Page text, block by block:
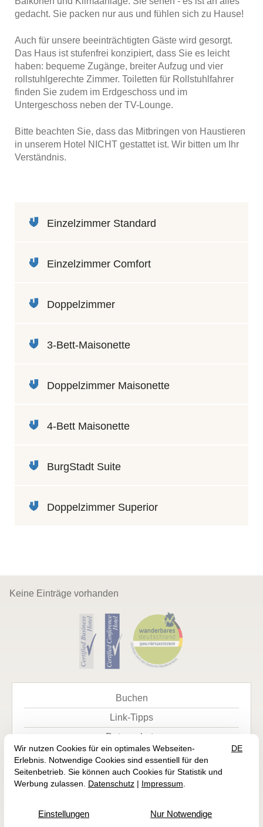
gedacht. Sie packen nur aus und fühlen sich zu Hause!
Auch für unsere beeinträchtigten Gäste wird gesorgt.
Das Haus ist stufenfrei konzipiert, dass Sie es leicht
haben: bequeme Zugänge, breiter Aufzug und vier
rollstuhlgerechte Zimmer. Toiletten für Rollstuhlfahrer
finden Sie zudem im Erdgeschoss und im
Untergeschoss neben der TV-Lounge.
Bitte beachten Sie, dass das Mitbringen von Haustieren
in unserem Hotel NICHT gestattet ist. Wir bitten um Ihr
Verständnis.
Einzelzimmer Standard
Einzelzimmer Comfort
Doppelzimmer
3-Bett-Maisonette
Doppelzimmer Maisonette
4-Bett Maisonette
BurgStadt Suite
Doppelzimmer Superior
Keine Einträge vorhanden
Buchen
Link-Tipps
Datenschutz
Impressum
© 2026 Burgstadt-Hotel — Site byprointernet.de